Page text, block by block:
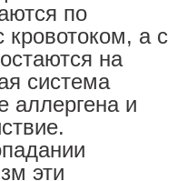
по
кровотоком, а с
на
система
аллергена и
эти